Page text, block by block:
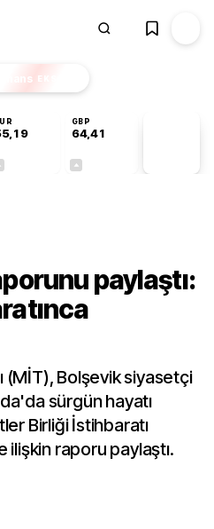
Finans EKSTRA
GBP
64,41
paylaştı:
(MİT), Bolşevik siyasetçi
sürgün hayatı
Birliği İstihbaratı
ilişkin raporu paylaştı.